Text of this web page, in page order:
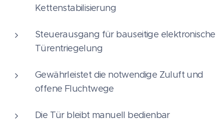
Kettenstabilisierung
Steuerausgang für bauseitige elektronische
Türentriegelung
Gewährleistet die notwendige Zuluft und
offene Fluchtwege
Die Tür bleibt manuell bedienbar